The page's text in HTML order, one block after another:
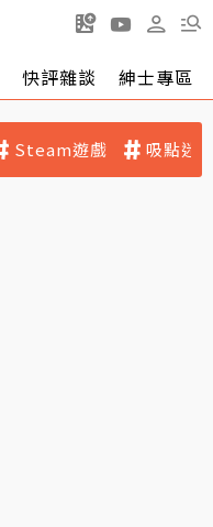
快評雜談 紳士專區
Steam遊戲 吸點迷